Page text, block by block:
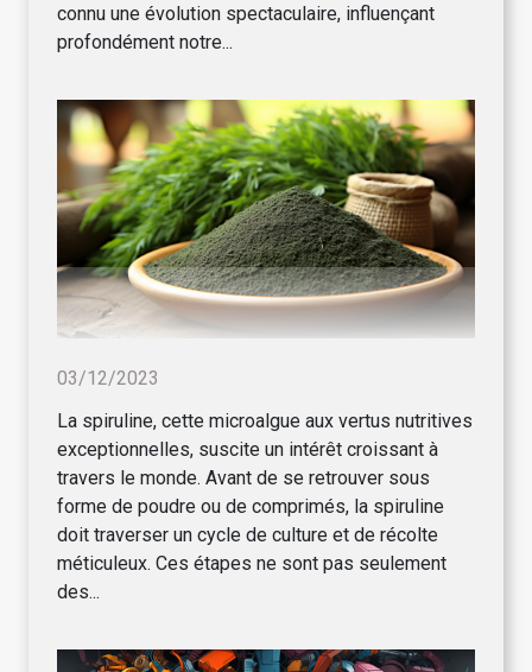
connu une évolution spectaculaire, influençant
profondément notre...
03/12/2023
La spiruline, cette microalgue aux vertus nutritives
exceptionnelles, suscite un intérêt croissant à
travers le monde. Avant de se retrouver sous
forme de poudre ou de comprimés, la spiruline
doit traverser un cycle de culture et de récolte
méticuleux. Ces étapes ne sont pas seulement
des...